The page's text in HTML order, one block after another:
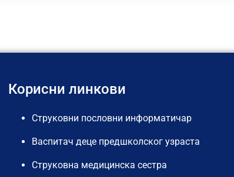
Корисни линкови
Струковни пословни информатичар
Васпитач деце предшколског узраста
Струковна медицинска сестра